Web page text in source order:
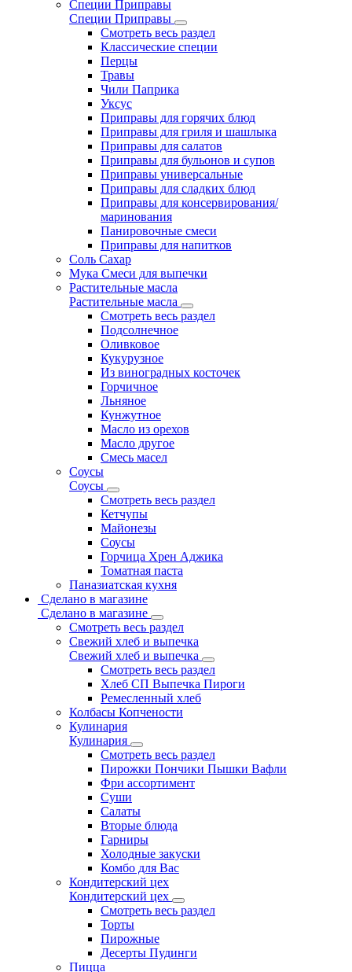
Специи Приправы
Специи Приправы
Смотреть весь раздел
Классические специи
Перцы
Травы
Чили Паприка
Уксус
Приправы для горячих блюд
Приправы для гриля и шашлыка
Приправы для салатов
Приправы для бульонов и супов
Приправы универсальные
Приправы для сладких блюд
Приправы для консервирования/
маринования
Панировочные смеси
Приправы для напитков
Соль Сахар
Мука Смеси для выпечки
Растительные масла
Растительные масла
Смотреть весь раздел
Подсолнечное
Оливковое
Кукурузное
Из виноградных косточек
Горчичное
Льняное
Кунжутное
Масло из орехов
Масло другое
Смесь масел
Соусы
Соусы
Смотреть весь раздел
Кетчупы
Майонезы
Соусы
Горчица Хрен Аджика
Томатная паста
Паназиатская кухня
Сделано в магазине
Сделано в магазине
Смотреть весь раздел
Свежий хлеб и выпечка
Свежий хлеб и выпечка
Смотреть весь раздел
Хлеб СП Выпечка Пироги
Ремесленный хлеб
Колбасы Копчености
Кулинария
Кулинария
Смотреть весь раздел
Пирожки Пончики Пышки Вафли
Фри ассортимент
Суши
Салаты
Вторые блюда
Гарниры
Холодные закуски
Комбо для Вас
Кондитерский цех
Кондитерский цех
Смотреть весь раздел
Торты
Пирожные
Десерты Пудинги
Пицца